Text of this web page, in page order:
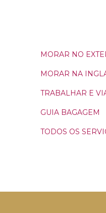
MORAR NO
MORAR NA
TRABALHAR E
GUIA BAGAGEM
TODOS OS